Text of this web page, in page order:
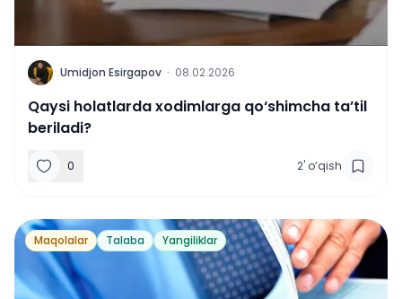
U Umidjon Esirgapov · 08.02.2026
Qaysi holatlarda xodimlarga qo‘shimcha ta’til
beriladi?
0 2' o‘qish
Maqolalar Talaba Yangiliklar